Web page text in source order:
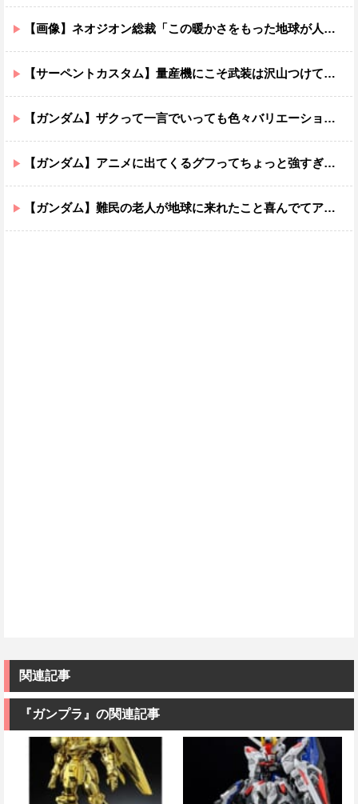
【画像】ネオジオン総裁「この暖かさをもった地球が人間さえ破壊するんだ（汗だく）」
【サーペントカスタム】量産機にこそ武装は沢山つけてほしいよね
【ガンダム】ザクって一言でいっても色々バリエーションがあるよね
【ガンダム】アニメに出てくるグフってちょっと強すぎじゃない？
【ガンダム】難民の老人が地球に来れたこと喜んでてアレ？連邦もやってることヤバくない？ってなる
関連記事
『ガンプラ』の関連記事